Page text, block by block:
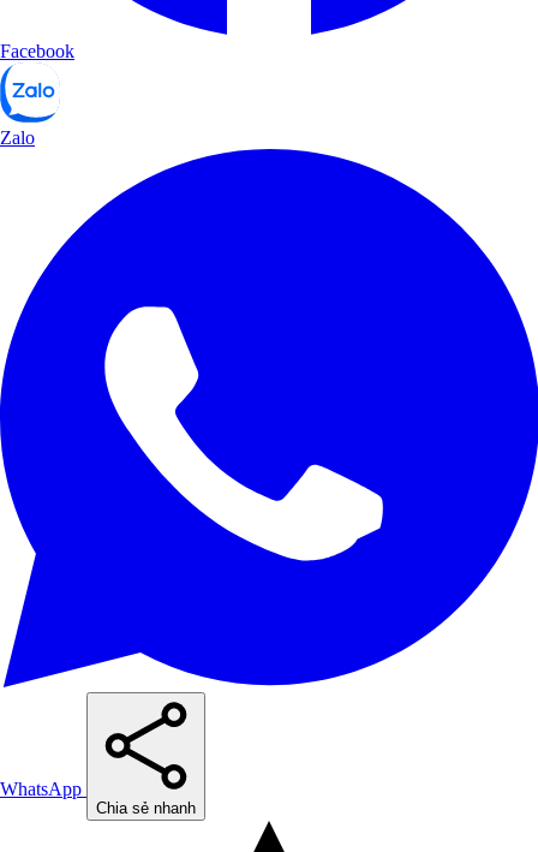
Facebook
Zalo
WhatsApp
Chia sẻ nhanh